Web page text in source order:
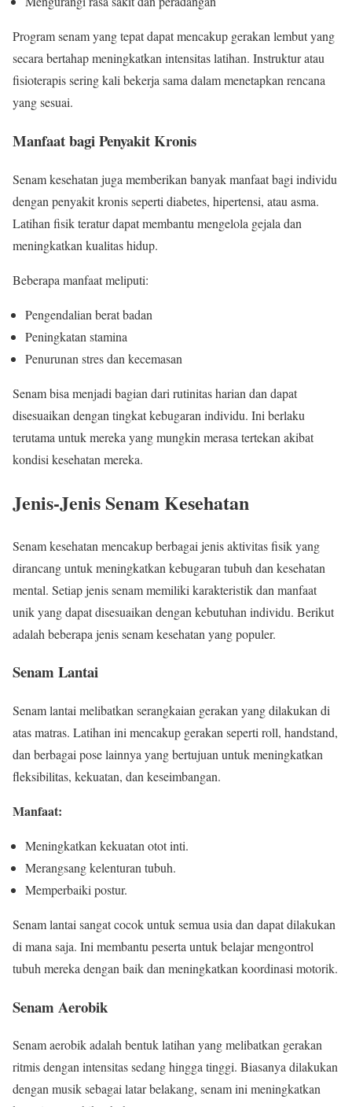
Program senam yang tepat dapat mencakup gerakan lembut yang
secara bertahap meningkatkan intensitas latihan. Instruktur atau
fisioterapis sering kali bekerja sama dalam menetapkan rencana
yang sesuai.
Manfaat bagi Penyakit Kronis
Senam kesehatan juga memberikan banyak manfaat bagi individu
dengan penyakit kronis seperti diabetes, hipertensi, atau asma.
Latihan fisik teratur dapat membantu mengelola gejala dan
meningkatkan kualitas hidup.
Beberapa manfaat meliputi:
Pengendalian berat badan
Peningkatan stamina
Penurunan stres dan kecemasan
Senam bisa menjadi bagian dari rutinitas harian dan dapat
disesuaikan dengan tingkat kebugaran individu. Ini berlaku
terutama untuk mereka yang mungkin merasa tertekan akibat
kondisi kesehatan mereka.
Jenis-Jenis Senam Kesehatan
Senam kesehatan mencakup berbagai jenis aktivitas fisik yang
dirancang untuk meningkatkan kebugaran tubuh dan kesehatan
mental. Setiap jenis senam memiliki karakteristik dan manfaat
unik yang dapat disesuaikan dengan kebutuhan individu. Berikut
adalah beberapa jenis senam kesehatan yang populer.
Senam Lantai
Senam lantai melibatkan serangkaian gerakan yang dilakukan di
atas matras. Latihan ini mencakup gerakan seperti roll, handstand,
dan berbagai pose lainnya yang bertujuan untuk meningkatkan
fleksibilitas, kekuatan, dan keseimbangan.
Manfaat:
Meningkatkan kekuatan otot inti.
Merangsang kelenturan tubuh.
Memperbaiki postur.
Senam lantai sangat cocok untuk semua usia dan dapat dilakukan
di mana saja. Ini membantu peserta untuk belajar mengontrol
tubuh mereka dengan baik dan meningkatkan koordinasi motorik.
Senam Aerobik
Senam aerobik adalah bentuk latihan yang melibatkan gerakan
ritmis dengan intensitas sedang hingga tinggi. Biasanya dilakukan
dengan musik sebagai latar belakang, senam ini meningkatkan